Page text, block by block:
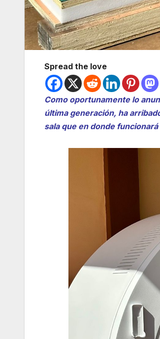
Spread the love
Como oportunamente lo
última generación, ha
sala que en donde funcionará